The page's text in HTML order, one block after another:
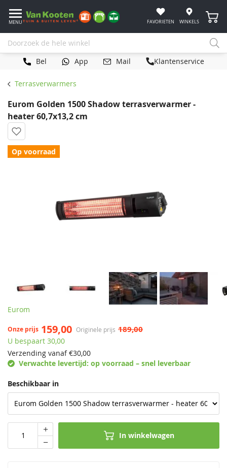
MENU FAVORIETEN WINKELS
Bel App Mail Klantenservice
Terrasverwarmers
Eurom Golden 1500 Shadow terrasverwarmer -
heater 60,7x13,2 cm
Op voorraad
Eurom
Originele prijs 189,00
Onze prijs 159,00
U bespaart 30,00
Verzending vanaf €30,00
Verwachte levertijd: op voorraad – snel leverbaar
Beschikbaar in
In winkelwagen